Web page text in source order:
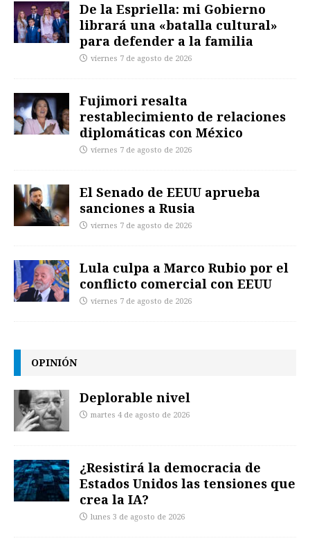
De la Espriella: mi Gobierno
librará una «batalla cultural»
para defender a la familia
viernes 7 de agosto de 2026
Fujimori resalta
restablecimiento de relaciones
diplomáticas con México
viernes 7 de agosto de 2026
El Senado de EEUU aprueba
sanciones a Rusia
viernes 7 de agosto de 2026
Lula culpa a Marco Rubio por el
conflicto comercial con EEUU
viernes 7 de agosto de 2026
OPINIÓN
Deplorable nivel
martes 4 de agosto de 2026
¿Resistirá la democracia de
Estados Unidos las tensiones que
crea la IA?
lunes 3 de agosto de 2026